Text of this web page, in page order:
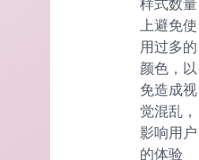
上避免使
用过多的
颜色，以
免造成视
觉混乱，
影响用户
的体验